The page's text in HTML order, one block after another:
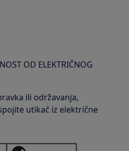
OD ELEKTRIČNOG
ili održavanja,
utikač iz električne